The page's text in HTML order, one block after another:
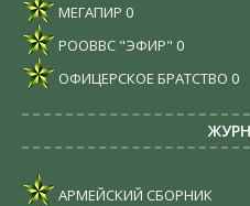
МЕГАПИР 0
РООВВС "ЭФИР" 0
ОФИЦЕРСКОЕ БРАТСТВО 0
АРМЕЙСКИЙ СБОРНИК